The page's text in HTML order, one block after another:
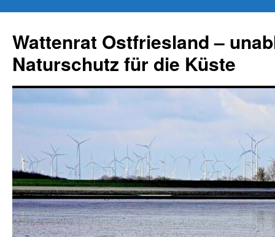
springen
Wattenrat Ostfriesland –
Naturschutz für die Küste